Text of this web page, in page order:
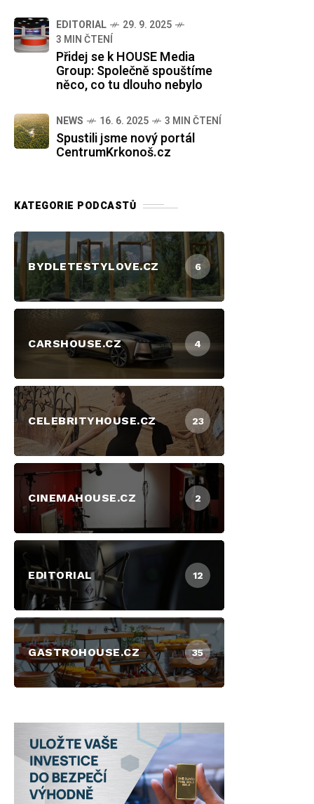
EDITORIAL
29. 9. 2025
3 MIN ČTENÍ
Přidej se k HOUSE Media
Group: Společně spouštíme
něco, co tu dlouho nebylo
NEWS 16. 6. 2025 3 MIN ČTENÍ
Spustili jsme nový portál
CentrumKrkonoš.cz
KATEGORIE PODCASTŮ
BYDLETESTYLOVE.CZ 6
CARSHOUSE.CZ 4
CELEBRITYHOUSE.CZ 23
CINEMAHOUSE.CZ 2
EDITORIAL 12
GASTROHOUSE.CZ 35